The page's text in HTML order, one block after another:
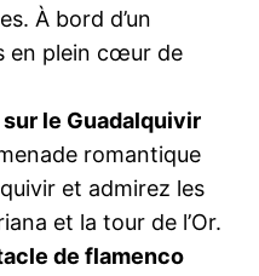
À bord d’un
en plein cœur de
le Guadalquivir
romantique
et admirez les
et la tour de l’Or.
de flamenco